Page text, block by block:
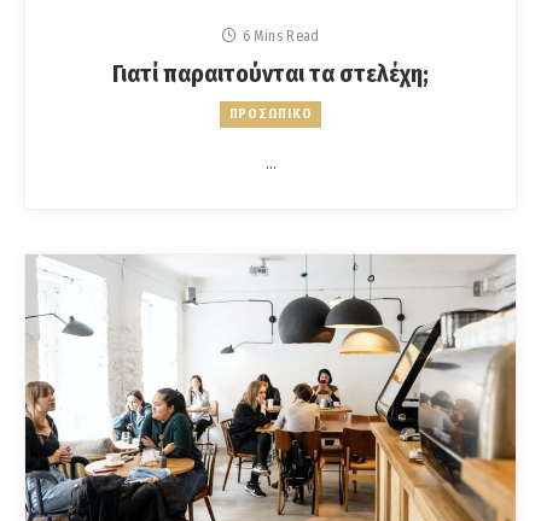
6 Mins Read
Γιατί παραιτούνται τα στελέχη;
ΠΡΟΣΩΠΙΚΟ
…